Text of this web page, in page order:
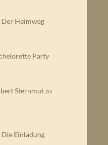
Der Heimweg
Party
Sternmut zu
Die Einladung